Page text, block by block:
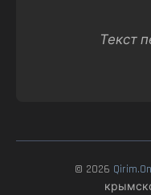
Текст
© 2026